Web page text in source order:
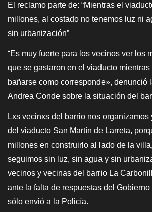
E l reclamo parte de: “Mientras el
millones, al costado no tenemos luz ni
sin urbanización”
“Es muy fuerte para los vecinos ver los
que se gastaron en el viaducto
bañarse como corresponde», denunció
Andrea Conde sobre la situación del
Lxs vecinxs del barrio nos organizamos
del viaducto San Martín de Larreta,
millones en construirlo al lado de la
seguimos sin luz, sin agua y sin
vecinos y vecinas del barrio La
ante la falta de respuestas del
sólo envió a la Policía.